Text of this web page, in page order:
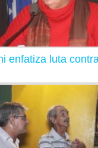
enfatiza luta